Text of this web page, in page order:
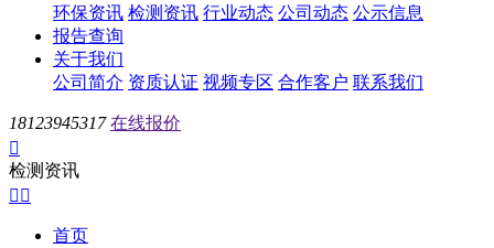
环保资讯 检测资讯 行业动态 公司动态 公示信息
报告查询
关于我们
公司简介 资质认证 视频专区 合作客户 联系我们
18123945317 在线报价

检测资讯
 
首页